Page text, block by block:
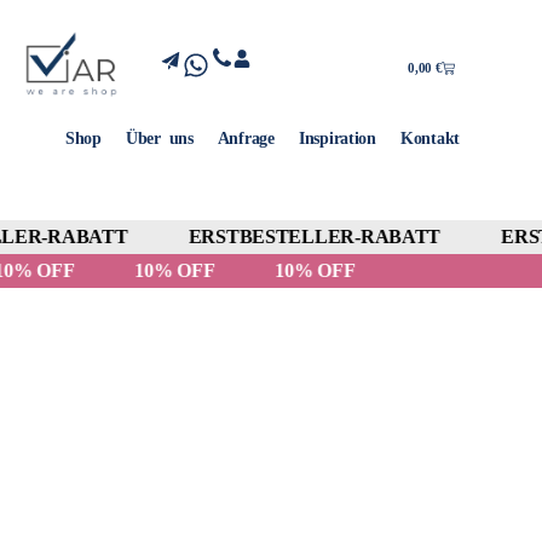
0,00 €
Shop Über uns Anfrage Inspiration Kontakt
RABATT ERSTBESTELLER-RABATT
10% OFF
10% OFF 10% OFF